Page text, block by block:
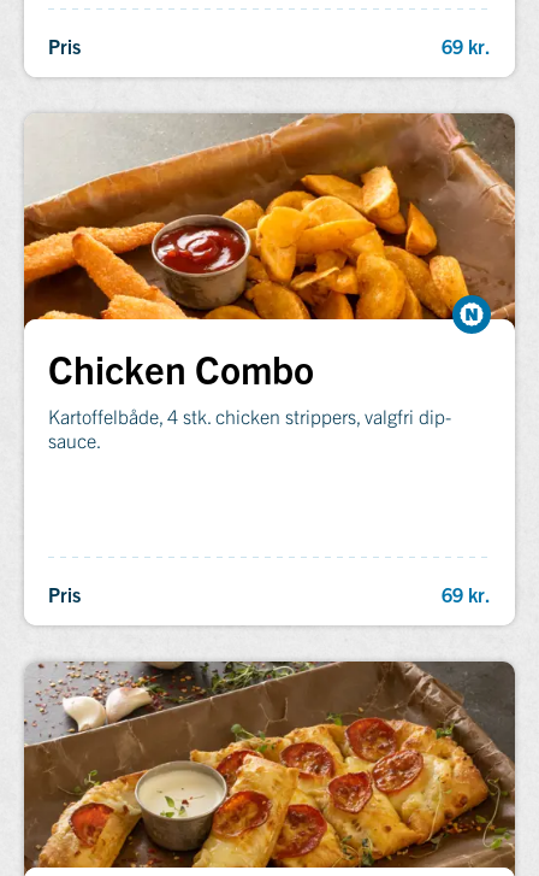
Pris 69 kr.
Chicken Combo
Kartoffelbåde, 4 stk. chicken strippers, valgfri dip-
sauce.
Pris 69 kr.